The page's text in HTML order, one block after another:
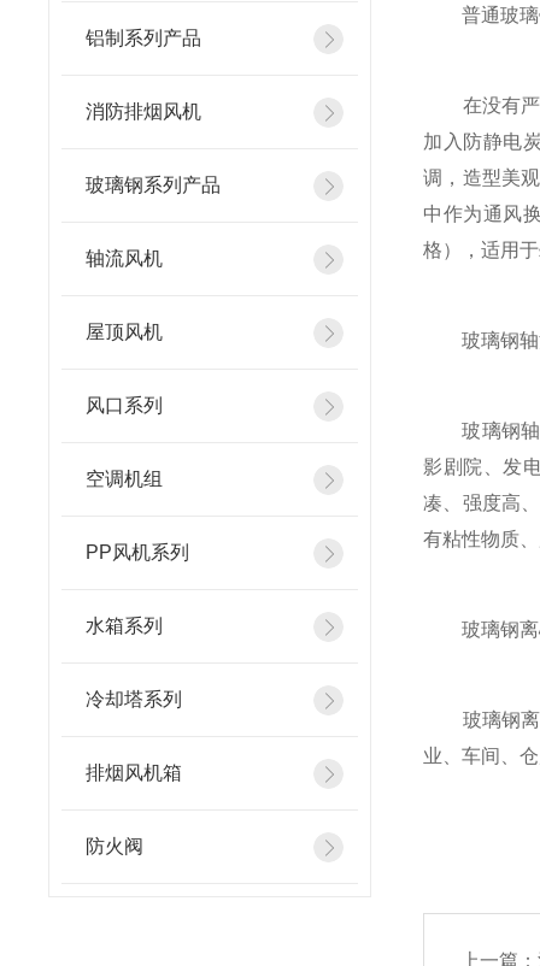
铝制系列产品
消防排烟风机
玻璃钢系列产品
轴流风机
屋顶风机
风口系列
空调机组
PP风机系列
水箱系列
冷却塔系列
排烟风机箱
防火阀
普通玻璃
在没有严重
加入防静电
调，造型美
中作为通风
格），适用
玻璃钢轴
玻璃钢轴流
影剧院、发
凑、强度高
有粘性物质
玻璃钢离
玻璃钢离心
业、车间、
上一篇：